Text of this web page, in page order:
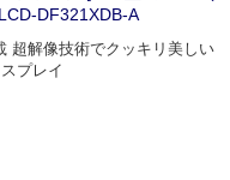
DF321XDB-A
超解像技術でクッキリ美しい
プレイ